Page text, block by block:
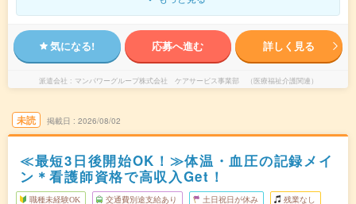
気になる! 応募へ進む 詳しく見る
派遣会社 マンパワーグループ株式会社 ケアサービス事業部 （医療福祉介護関連）
未読 掲載日 2026/08/02
≪最短3日後開始OK！≫体温・血圧の記録メイ
ン＊看護師資格で高収入Get！
職種未経験OK 交通費別途支給あり 土日祝日が休み 残業なし